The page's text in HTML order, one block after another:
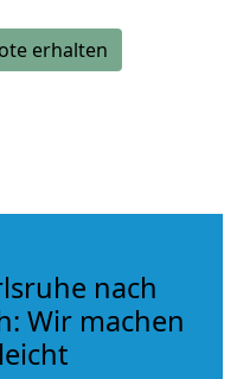
erhalten
nach
Wir machen